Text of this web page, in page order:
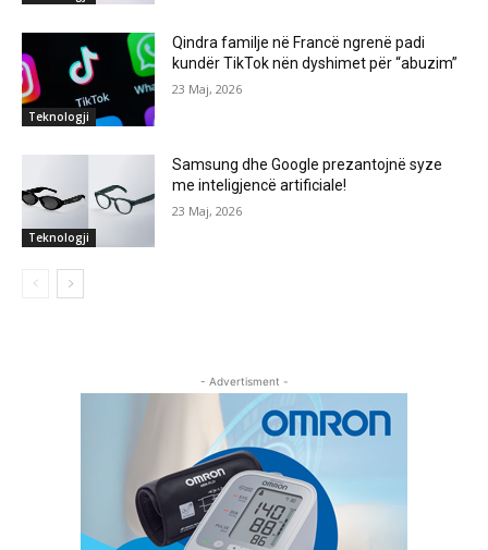
Teknologji
Qindra familje në Francë ngrenë padi
kundër TikTok nën dyshimet për “abuzim”
23 Maj, 2026
Teknologji
Samsung dhe Google prezantojnë syze
me inteligjencë artificiale!
23 Maj, 2026
- Advertisment -